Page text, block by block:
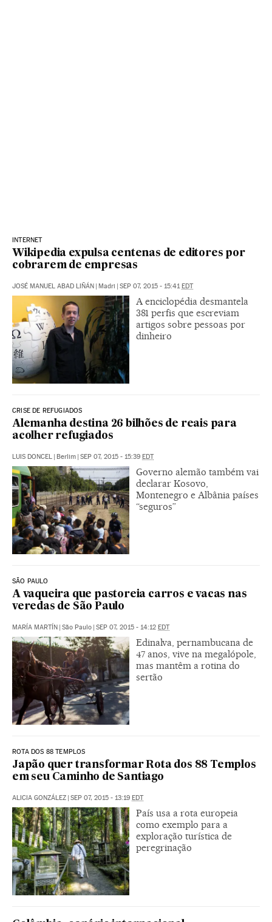
INTERNET
Wikipedia expulsa centenas de editores por
cobrarem de empresas
JOSÉ MANUEL ABAD LIÑÁN | Madri | SEP 07, 2015 - 15:41EDT
A enciclopédia desmantela
381 perfis que escreviam
artigos sobre pessoas por
dinheiro
CRISE DE REFUGIADOS
Alemanha destina 26 bilhões de reais para
acolher refugiados
LUIS DONCEL | Berlim | SEP 07, 2015 - 15:39 EDT
Governo alemão também vai
declarar Kosovo,
Montenegro e Albânia países
“seguros”
SÃO PAULO
A vaqueira que pastoreia carros e vacas nas
veredas de São Paulo
MARÍA MARTÍN | São Paulo | SEP 07, 2015 - 14:12 EDT
Edinalva, pernambucana de
47 anos, vive na megalópole,
mas mantêm a rotina do
sertão
ROTA DOS 88 TEMPLOS
Japão quer transformar Rota dos 88 Templos
em seu Caminho de Santiago
ALICIA GONZÁLEZ | SEP 07, 2015 - 13:19 EDT
País usa a rota europeia
como exemplo para a
exploração turística de
peregrinação